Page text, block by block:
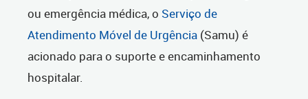
ou emergência médica, o Serviço de
Atendimento Móvel de Urgência (Samu) é
acionado para o suporte e encaminhamento
hospitalar.